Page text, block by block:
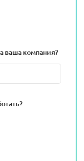
ваша компания?